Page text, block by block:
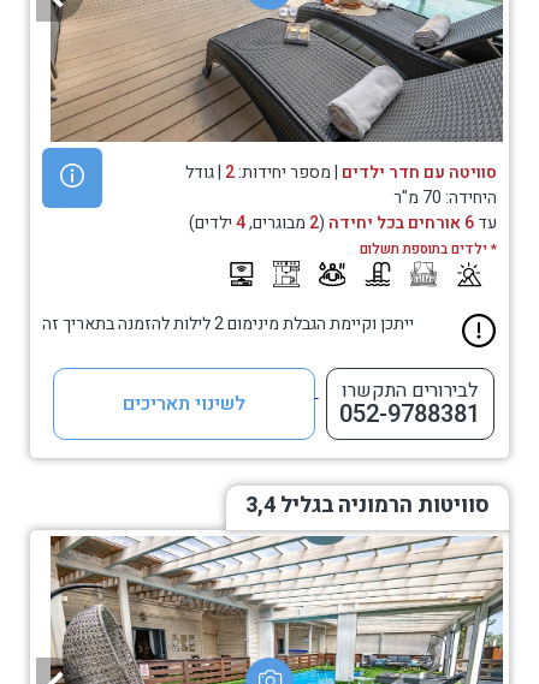
סוויטה עם חדר ילדים | מספר יחידות:2 | גודל
היחידה: 70 מ"ר
עד6 אורחים בכל יחידה (
2 מבוגרים,4ילדים)
* ילדים בתוספת תשלום
ייתכן וקיימת הגבלת מינימום 2 לילות להזמנה בתאריך זה
לבירורים התקשרו
052-9788381 לשינוי תאריכים
סוויטות הרמוניה בגליל 3,4